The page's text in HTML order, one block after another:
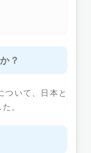
？
ついて、日本と
。